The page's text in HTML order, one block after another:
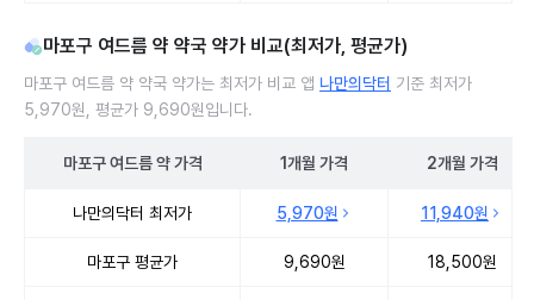
마포구 여드름 약 약국 약가 비교(최저가, 평균가)
마포구 여드름 약 약국 약가는 최저가 비교 앱 나만의닥터 기준 최저가
5,970원, 평균가 9,690원입니다.
마포구 여드름 약가격 1개월 가격 2개월 가격
나만의닥터 최저가 5,970원 11,940원
마포구 평균가 9,690원 18,500원